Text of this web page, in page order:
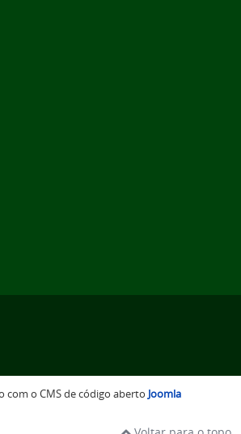
com o CMS de código aberto Joomla